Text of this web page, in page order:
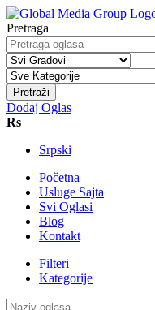
Pretraga
Pretraži
Dodaj Oglas
Rs
Srpski
Početna
Usluge Sajta
Svi Oglasi
Blog
Kontakt
Filteri
Kategorije